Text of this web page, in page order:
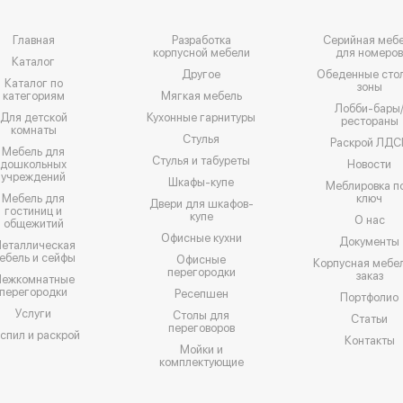
Главная
Каталог
Каталог по
категориям
Для детской
комнаты
Мебель для
дошкольных
учреждений
Мебель для
гостиниц и
общежитий
и сейфы
перегородки
Услуги
и раскрой
Разработка
корпусной мебели
Другое
Мягкая мебель
Кухонные гарнитуры
Стулья
Стулья и табуреты
Шкафы-купе
Двери для шкафов-
купе
Офисные кухни
Офисные
перегородки
Ресепшен
Столы для
переговоров
Мойки и
комплектующие
Серийная
для номеров
Обеденные
зоны
Лобби-бары/
рестораны
Раскрой
Новости
Меблировка
ключ
О нас
Документы
Корпусная
заказ
Портфолио
Статьи
Контакты